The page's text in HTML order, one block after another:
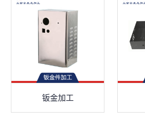
钣金加工